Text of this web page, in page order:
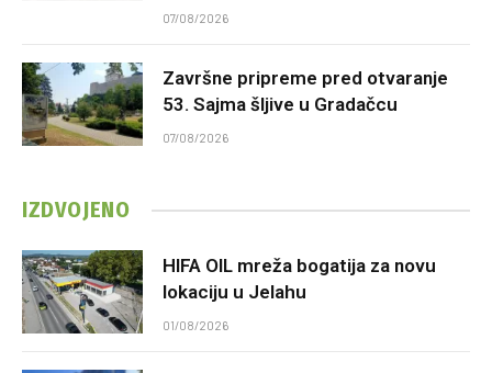
07/08/2026
Završne pripreme pred otvaranje
53. Sajma šljive u Gradačcu
07/08/2026
IZDVOJENO
HIFA OIL mreža bogatija za novu
lokaciju u Jelahu
01/08/2026